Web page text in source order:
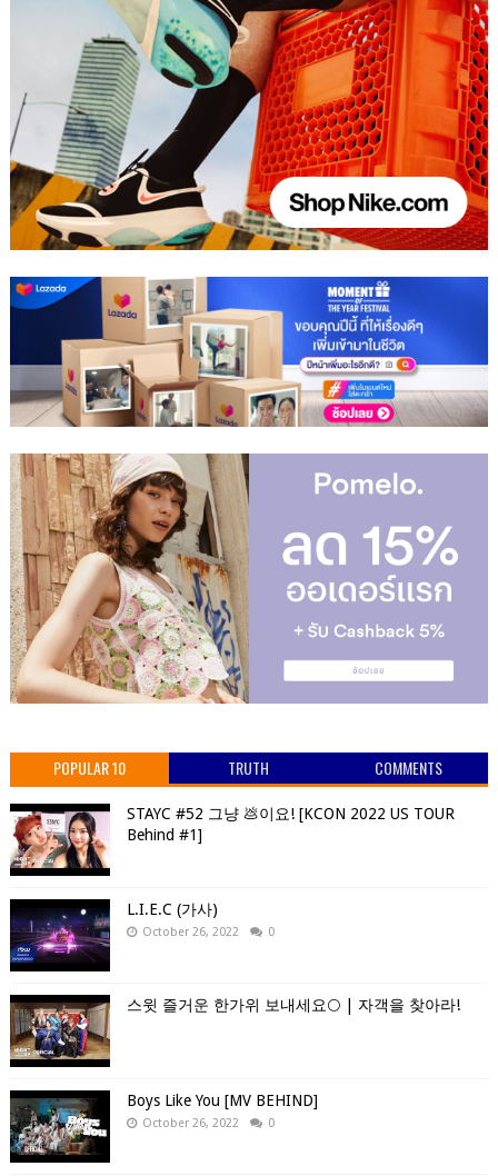
POPULAR 10 TRUTH COMMENTS
STAYC #52 그냥 💩이요! [KCON 2022 US TOUR
Behind #1]
L.I.E.C (가사)
October 26, 2022 0
스윗 즐거운 한가위 보내세요🌕 | 자객을 찾아라!
Boys Like You [MV BEHIND]
October 26, 2022 0